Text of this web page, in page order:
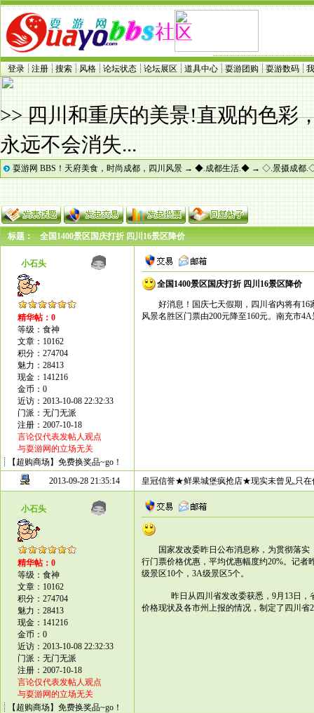
登录 注册 搜索 风格 论坛状态 论坛展区 道具中心 耍游团购 耍游数码
>> 四川和重庆的美景!直观的色彩
永远不会消失...
耍游网 BBS！天府美食，时尚成都，四川风景 → ◆.成都生活.◆ → ◇.景摄成都
标题： 全国1400景区国庆打折 四川16景区降价
小石头
精华帖：0
等级：食神
文章：10162
积分：274704
魅力：28413
现金：141216
金币：0
近访：2013-10-08 22:32:33
门派：无门无派
注册：2007-10-18
言论仅代表发帖人观点
与耍游网的立场无关
【超购商场】免费换奖品~go！
全国1400景区国庆打折 四川16景区降价
好消息！国庆七天假期，四川省内将有
风景名胜区门票由200元降至160元。南充市
2013-09-28 21:35:14 皇冠信誉★鲜果城堡疯抢店★现实未曾见,只在
小石头
精华帖：0
等级：食神
文章：10162
积分：274704
魅力：28413
现金：141216
金币：0
近访：2013-10-08 22:32:33
门派：无门无派
注册：2007-10-18
言论仅代表发帖人观点
与耍游网的立场无关
【超购商场】免费换奖品~go！
国家发改委昨日公布消息称，为贯彻落
行门票价格优惠，平均优惠幅度约20%。记
级景区10个，3A级景区5个。
昨日从四川省发改委获悉，9月13日，
价格现状及各市州上报的情况，制定了四川省